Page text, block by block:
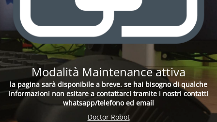
Modalità Maintenance attiva
la pagina sarà disponibile a breve. se hai bisogno di qualche
informazioni non esitare a contattarci tramite i nostri contatti
whatsapp/telefono ed email
Doctor Robot